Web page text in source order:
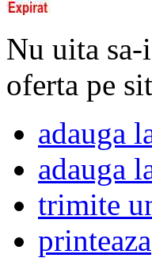
Nu uita
oferta pe
adauga
adauga
trimite
printeaza